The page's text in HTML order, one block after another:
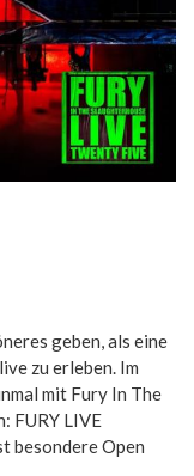
geben, als eine
zu erleben. Im
mit Fury In The
FURY LIVE
besondere Open